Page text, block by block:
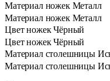
Материал ножек Металл
Материал ножек Металл
Цвет ножек Чёрный
Цвет ножек Чёрный
Материал столешницы
Материал столешницы